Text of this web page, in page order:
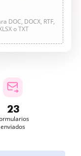
DOC, DOCX, RTF,
o TXT
23
enviados